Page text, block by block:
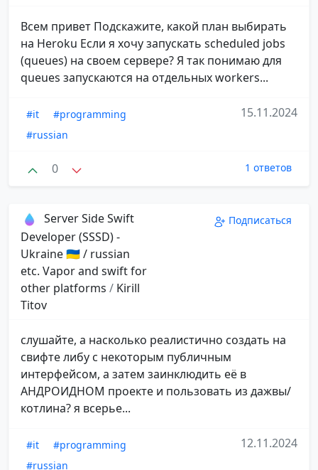
Всем привет Подскажите, какой план выбирать
на Heroku Если я хочу запускать scheduled jobs
(queues) на своем сервере? Я так понимаю для
queues запускаются на отдельных workers...
#it
#programming
#russian
15.11.2024
0 1 ответов
Server Side Swift
Developer (SSSD) -
Ukraine 🇺🇦 / russian
etc. Vapor and swift for
other platforms / Kirill
Titov
Подписаться
слушайте, а насколько реалистично создать на
свифте либу с некоторым публичным
интерфейсом, а затем заинклюдить её в
АНДРОИДНОМ проекте и пользовать из дажвы/
котлина? я всерье...
#it
#programming
#russian
12.11.2024